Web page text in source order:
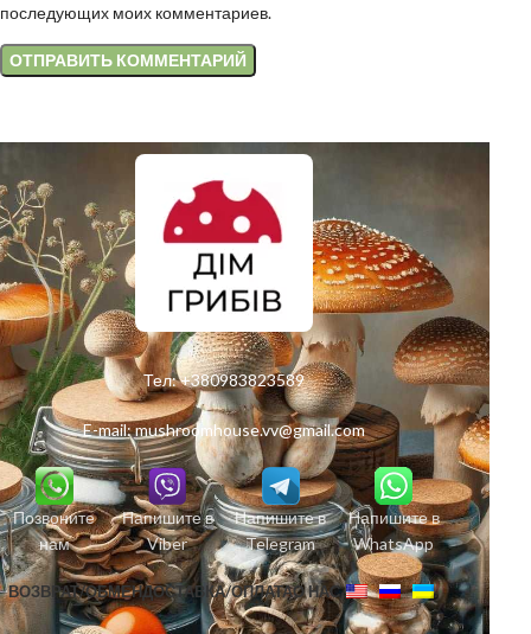
последующих моих комментариев.
Тел:+380983823589
E-mail:mushroomhouse.vv@gmail.com
Позвоните
нам
Напишите в
Viber
Напишите в
Telegram
Напишите в
WhatsApp
ВОЗВРАТ/ОБМЕНДОСТАВКА/ОПЛАТАО НАС